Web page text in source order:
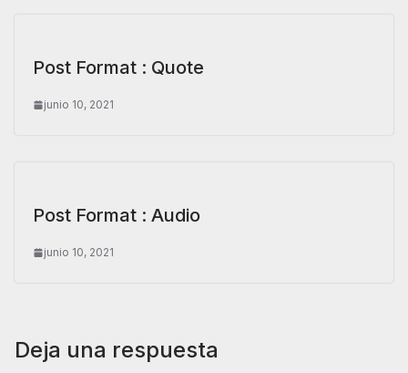
Post Format : Quote
junio 10, 2021
Post Format : Audio
junio 10, 2021
Deja una respuesta